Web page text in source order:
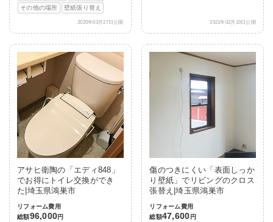
その他の場所
壁紙張り替え
2020年03月27日公開 2021年02月10日公開
アサヒ衛陶の「エディ848」
でお得にトイレ交換ができ
た|埼玉県鴻巣市
リフォーム費用
総額96,000円
傷のつきにくい「表面しっか
り壁紙」でリビングのクロス
張替え|埼玉県鴻巣市
リフォーム費用
総額47,600 円